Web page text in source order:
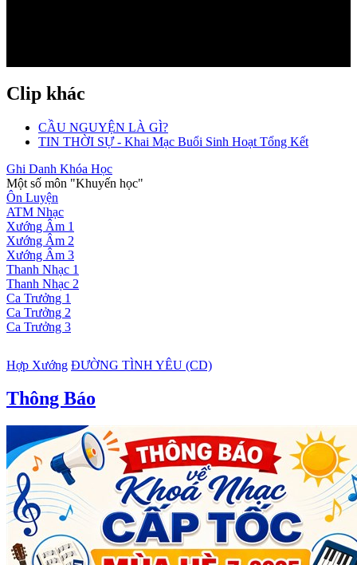
Clip khác
CẦU NGUYỆN LÀ GÌ?
TIN THỜI SỰ - Khai Mạc Buổi Sinh Hoạt Tổng Kết
Ghi Danh Khóa Học
Một số môn "Khuyến học"
Ôn Luyện
ATM Nhạc
Xướng Âm 1
Xướng Âm 2
Xướng Âm 3
Thanh Nhạc 1
Thanh Nhạc 2
Ca Trưởng 1
Ca Trưởng 2
Ca Trưởng 3
Hợp Xướng ĐƯỜNG TÌNH YÊU (CD)
Thông Báo